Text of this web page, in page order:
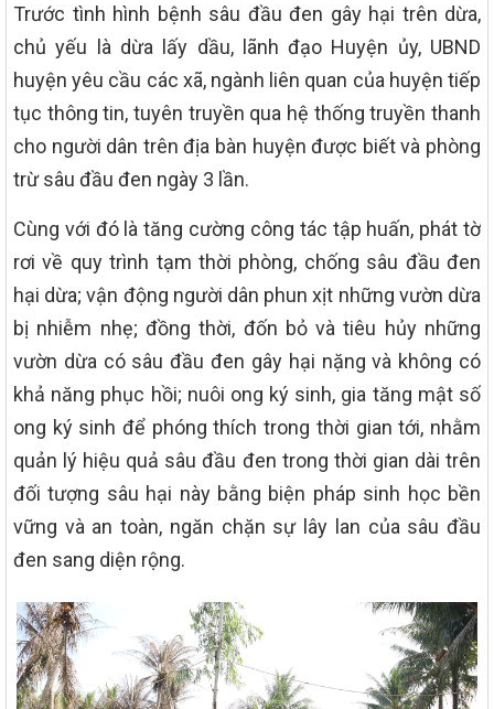
Trước tình hình bệnh sâu đầu đen gây hại trên dừa,
chủ yếu là dừa lấy dầu, lãnh đạo Huyện ủy, UBND
huyện yêu cầu các xã, ngành liên quan của huyện tiếp
tục thông tin, tuyên truyền qua hệ thống truyền thanh
cho người dân trên địa bàn huyện được biết và phòng
trừ sâu đầu đen ngày 3 lần.
Cùng với đó là tăng cường công tác tập huấn, phát tờ
rơi về quy trình tạm thời phòng, chống sâu đầu đen
hại dừa; vận động người dân phun xịt những vườn dừa
bị nhiễm nhẹ; đồng thời, đốn bỏ và tiêu hủy những
vườn dừa có sâu đầu đen gây hại nặng và không có
khả năng phục hồi; nuôi ong ký sinh, gia tăng mật số
ong ký sinh để phóng thích trong thời gian tới, nhằm
quản lý hiệu quả sâu đầu đen trong thời gian dài trên
đối tượng sâu hại này bằng biện pháp sinh học bền
vững và an toàn, ngăn chặn sự lây lan của sâu đầu
đen sang diện rộng.